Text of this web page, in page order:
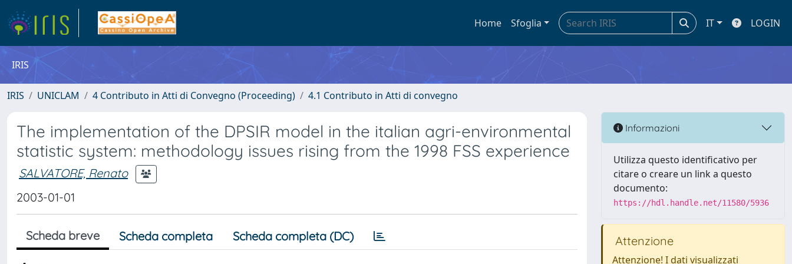
Home Sfoglia IT LOGIN
IRIS
IRIS UNICLAM 4 Contributo in Atti di Convegno (Proceeding) 4.1 Contributo in Atti di convegno
The implementation of the DPSIR model in the italian agri-environmental
statistic system: methodology issues rising from the 1998 FSS experience
SALVATORE, Renato
2003-01-01
Scheda breve Scheda completa Scheda completa (DC)
Informazioni
Utilizza questo identificativo per
citare o creare un link a questo
documento:
https://hdl.handle.net/11580/5936
Attenzione
Attenzione! I dati visualizzati